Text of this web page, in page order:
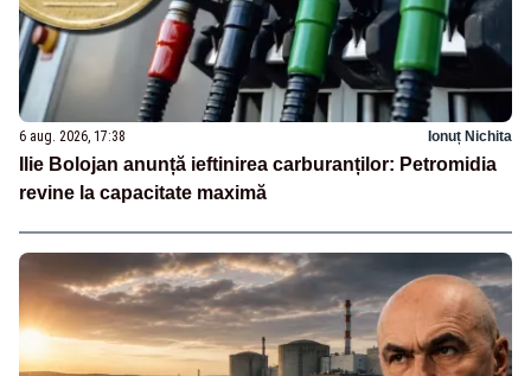
6 aug. 2026, 17:38 Ionuț Nichita
Ilie Bolojan anunță ieftinirea carburanților: Petromidia
revine la capacitate maximă